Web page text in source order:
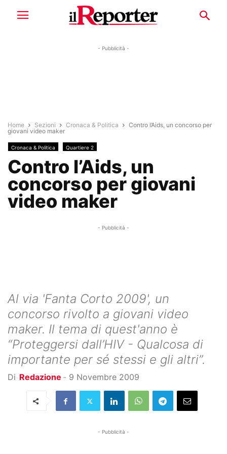
- Pubblicità -
Home Sezioni Cronaca & Politica
Contro l’Aids, un concorso per
giovani video maker
Cronaca & Politica Quartiere 2
Contro l’Aids, un
concorso per giovani
video maker
- Pubblicità -
Al via 'Fanta Corto 2009', un
concorso rivolto a giovani video
maker. Il tema di quest'anno è
“Proteggersi dall’HIV - Qualcosa di
importante per sé stessi e gli altri”.
Di Redazione - 9 Novembre 2009
- Pubblicità -